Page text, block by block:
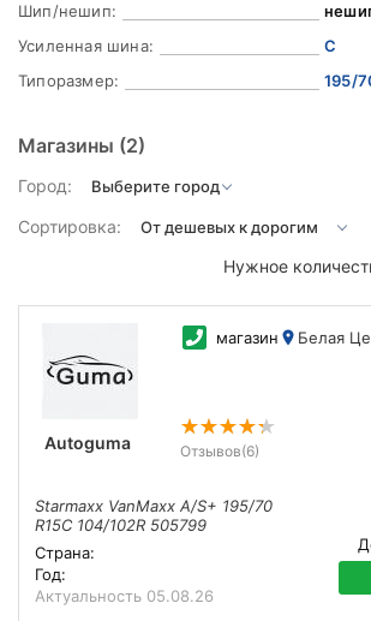
Шип/нешип:
Усиленная шина:
C
Типоразмер:
195/
Магазины (2)
Город:
Сортировка:
Нужное
Autoguma
магазин Белая
Отзывов(6)
Starmaxx VanMaxx A/S+ 195/70
R15C 104/102R 505799
Страна:
Год:
Актуальность 05.08.26